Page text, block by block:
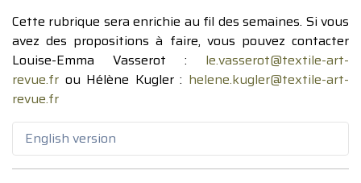
Cette rubrique sera enrichie au fil des semaines. Si vous
avez des propositions à faire, vous pouvez contacter
Louise-Emma Vasserot : le.vasserot@textile-art-
revue.fr ou Hélène Kugler : helene.kugler@textile-art-
revue.fr
English version